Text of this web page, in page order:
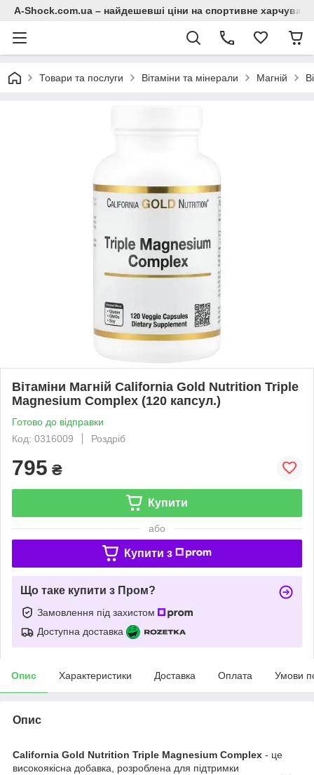
A-Shock.com.ua – найдешевші ціни на спортивне
Товари та послуги Вітаміни та мінерали Магній
Вітаміни Магній California Gold Nutrition Triple
Magnesium Complex (120 капсул.)
Готово до відправки
Код: 0316009
Роздріб
795 ₴
Купити
або
Купити з
Що таке купити з Пром?
Замовлення під захистом
Доступна доставка
Опис Характеристики Доставка Оплата Умови
Опис
California Gold Nutrition Triple Magnesium Complex - це
високоякісна добавка, розроблена для підтримки